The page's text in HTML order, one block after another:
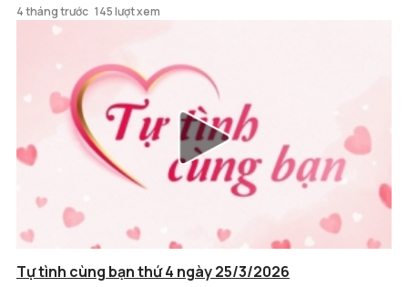
4 tháng trước 145 lượt xem
Tự tình cùng bạn thứ 4 ngày 25/3/2026